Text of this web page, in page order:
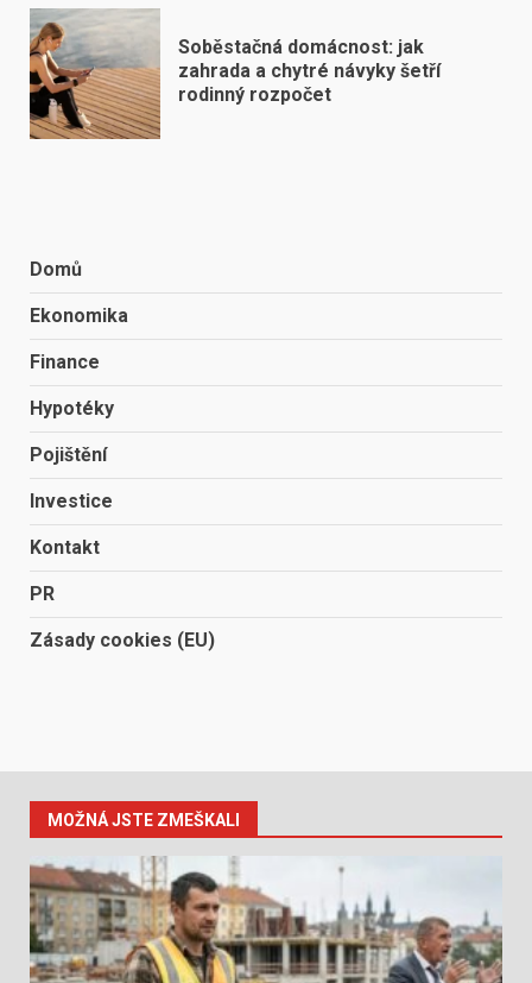
Soběstačná domácnost: jak
zahrada a chytré návyky šetří
rodinný rozpočet
Domů
Ekonomika
Finance
Hypotéky
Pojištění
Investice
Kontakt
PR
Zásady cookies (EU)
MOŽNÁ JSTE ZMEŠKALI